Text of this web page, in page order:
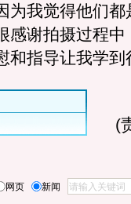
为我觉得他们都
感谢拍摄过程中
和指导让我学到
(
网页 新闻